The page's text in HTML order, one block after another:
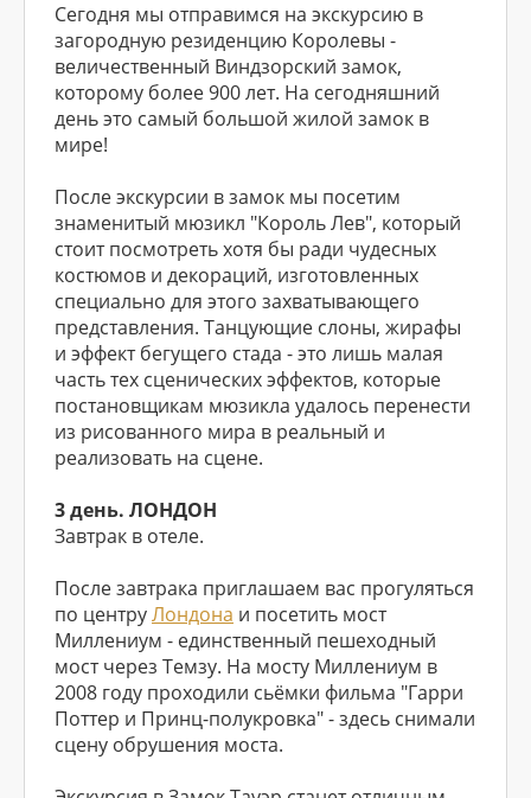
Сегодня мы отправимся на экскурсию в
загородную резиденцию Королевы -
величественный Виндзорский замок,
которому более 900 лет. На сегодняшний
день это самый большой жилой замок в
мире!
После экскурсии в замок мы посетим
знаменитый мюзикл "Король Лев", который
стоит посмотреть хотя бы ради чудесных
костюмов и декораций, изготовленных
специально для этого захватывающего
представления. Танцующие слоны, жирафы
и эффект бегущего стада - это лишь малая
часть тех сценических эффектов, которые
постановщикам мюзикла удалось перенести
из рисованного мира в реальный и
реализовать на сцене.
3 день. ЛОНДОН
Завтрак в отеле.
После завтрака приглашаем вас прогуляться
по центруЛондона и посетить мост
Миллениум - единственный пешеходный
мост через Темзу. На мосту Миллениум в
2008 году проходили сьёмки фильма "Гарри
Поттер и Принц-полукровка" - здесь снимали
сцену обрушения моста.